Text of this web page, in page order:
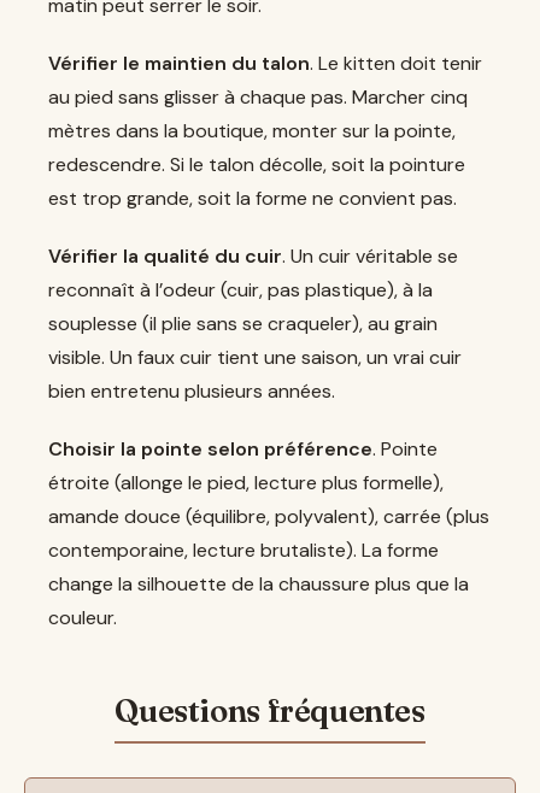
Vérifier le maintien du talon. Le kitten doit tenir
au pied sans glisser à chaque pas. Marcher cinq
mètres dans la boutique, monter sur la pointe,
redescendre. Si le talon décolle, soit la pointure
est trop grande, soit la forme ne convient pas.
Vérifier la qualité du cuir. Un cuir véritable se
reconnaît à l’odeur (cuir, pas plastique), à la
souplesse (il plie sans se craqueler), au grain
visible. Un faux cuir tient une saison, un vrai cuir
bien entretenu plusieurs années.
Choisir la pointe selon préférence. Pointe
étroite (allonge le pied, lecture plus formelle),
amande douce (équilibre, polyvalent), carrée (plus
contemporaine, lecture brutaliste). La forme
change la silhouette de la chaussure plus que la
couleur.